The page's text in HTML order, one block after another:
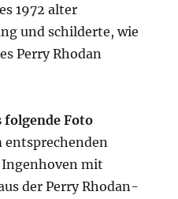
1972 alter
und schilderte, wie
Perry Rhodan
folgende Foto
mit
der Perry Rhodan-